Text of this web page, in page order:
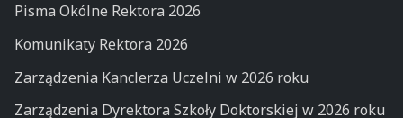
Pisma Okólne Rektora 2026
Komunikaty Rektora 2026
Zarządzenia Kanclerza Uczelni w 2026 roku
Zarządzenia Dyrektora Szkoły Doktorskiej w 2026 roku